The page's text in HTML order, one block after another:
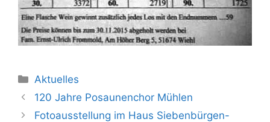
Kategorien
Aktuelles
120 Jahre Posaunenchor Mühlen
Fotoausstellung im Haus Siebenbürgen-